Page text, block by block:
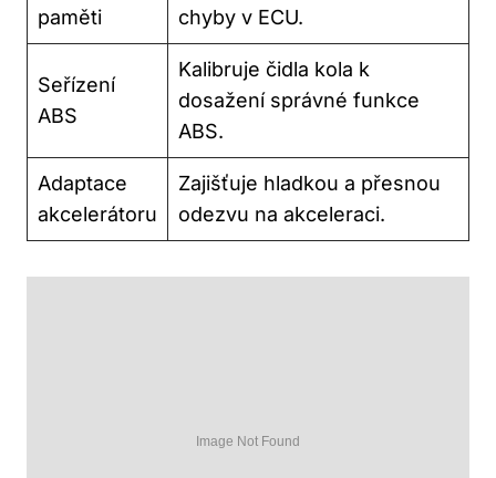
paměti
chyby v ECU.
Seřízení
ABS
Kalibruje čidla kola k
dosažení správné funkce
ABS.
Adaptace
akcelerátoru
Zajišťuje hladkou a přesnou
odezvu na akceleraci.